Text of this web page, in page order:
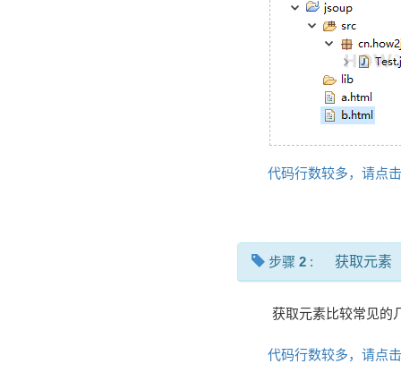
代码行数较多，请点
步骤 2 : 获取元素
获取元素比较常见的
代码行数较多，请点